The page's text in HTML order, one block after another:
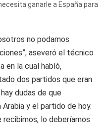
ganarle a España para
no podamos
aseveró el técnico
en la cual habló,
dos partidos que eran
dudas de que
y el partido de hoy.
recibimos, lo deberíamos